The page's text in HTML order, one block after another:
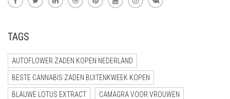
TAGS
AUTOFLOWER ZADEN KOPEN NEDERLAND
BESTE CANNABIS ZADEN BUITENKWEEK KOPEN
BLAUWE LOTUS EXTRACT CAMAGRA VOOR VROUWEN